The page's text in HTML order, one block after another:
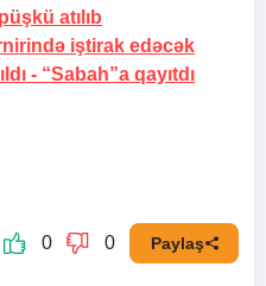
atılıb
iştirak edəcək
- “Sabah”a qayıtdı
0 0 Paylaş